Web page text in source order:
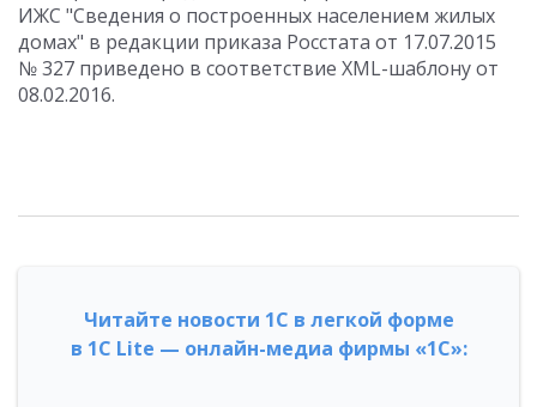
ИЖС "Сведения о построенных населением жилых
домах" в редакции приказа Росстата от 17.07.2015
№ 327 приведено в соответствие XML-шаблону от
08.02.2016.
Читайте новости 1С в легкой форме
в 1С Lite — онлайн-медиа фирмы «1С»: